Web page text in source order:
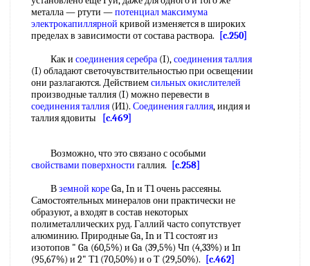
металла — ртути —потенциал максимума
электрокапиллярной кривой изменяется в широких
пределах в зависимости от состава раствора.
[c.250]
Как и соединения серебра (I),соединения таллия
(I) обладают светочувствительностью при освещении
они разлагаются. Действиемсильных окислителей
производные таллия (I) можно перевести в
соединения таллия (И1). Соединения галлия, индия и
таллия ядовиты
[c.469]
Возможно, что это связано с особыми
свойствами поверхности галлия.
[c.258]
Вземной кореGa, In и Т1 очень рассеяны.
Самостоятельных минералов они практически не
образуют, а входят в состав некоторых
полиметаллических руд. Галлий часто сопутствует
алюминию. Природные Ga, In и Т1 состоят из
изотопов " Ga (60,5%) и Ga (39,5%) Чп (4,33%) и 1п
(95,67%) и 2" Т1 (70,50%) и о Т (29,50%).
[c.462]